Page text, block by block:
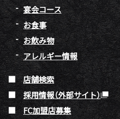
宴会コース
お食事
お飲み物
アレルギー情報
店舗検索
採用情報（外部サイト）
FC加盟店募集